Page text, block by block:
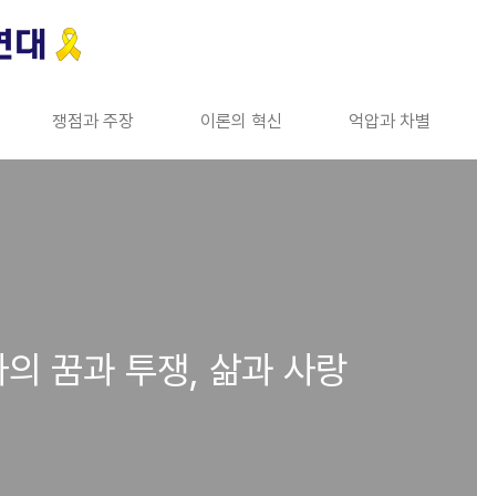
쟁점과 주장 이론의 혁신 억압과 차별
꿈과 투쟁, 삶과 사랑